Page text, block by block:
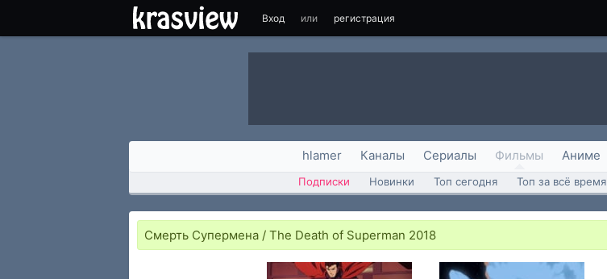
Вход или регистрация
hlamer Каналы Сериалы Фильмы Аниме
Подписки Новинки Топ сегодня Топ за всё время
Смерть Супермена / The Death of Superman 2018